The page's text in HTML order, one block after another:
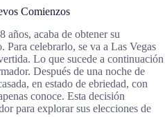
Comienzos
años, acaba de obtener su
celebrarlo, se va a Las Vegas
Lo que sucede a continuación
Después de una noche de
en estado de ebriedad, con
conoce. Esta decisión
para explorar sus elecciones de